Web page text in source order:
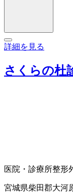
詳細を見る
さくらの杜
医院・診療所整形
宮城県柴田郡大河